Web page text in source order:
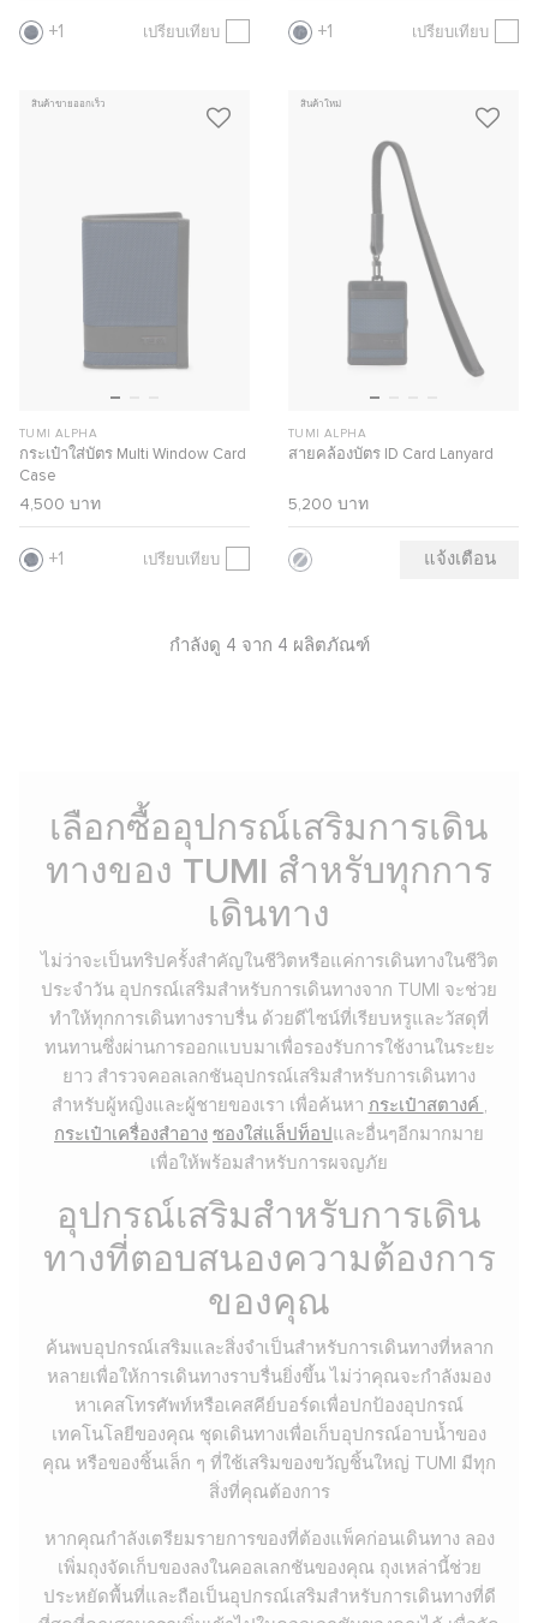
1 เปรียบเทียบ 1 เปรียบเทียบ
สินค้าขายออกเร็ว
TUMI ALPHA
กระเป๋าใส่บัตร Multi Window Card
Case
4,500 บาท
1 เปรียบเทียบ
สินค้าใหม่
TUMI ALPHA
สายคล้องบัตร ID Card Lanyard
5,200 บาท
แจ้งเตือน
กำลังดู 4 จาก 4 ผลิตภัณฑ์
เลือกซื้ออุปกรณ์เสริมการเดิน
ทางของ TUMI สำหรับทุกการ
เดินทาง
ไม่ว่าจะเป็นทริปครั้งสำคัญในชีวิตหรือแค่การเดินทางในชีวิต
ประจำวัน อุปกรณ์เสริมสำหรับการเดินทางจาก TUMI จะช่วย
ทำให้ทุกการเดินทางราบรื่น ด้วยดีไซน์ที่เรียบหรูและวัสดุที่
ทนทานซึ่งผ่านการออกแบบมาเพื่อรองรับการใช้งานในระยะ
ยาว สำรวจคอลเลกชันอุปกรณ์เสริมสำหรับการเดินทาง
สำหรับผู้หญิงและผู้ชายของเรา เพื่อค้นหา กระเป๋าสตางค์
กระเป๋าเครื่องสำอาง ซองใส่แล็ปท็อป และอื่นๆอีกมากมาย
เพื่อให้พร้อมสำหรับการผจญภัย
อุปกรณ์เสริมสำหรับการเดิน
ทางที่ตอบสนองความต้องการ
ของคุณ
ค้นพบอุปกรณ์เสริมและสิ่งจำเป็นสำหรับการเดินทางที่หลาก
หลายเพื่อให้การเดินทางราบรื่นยิ่งขึ้น ไม่ว่าคุณจะกำลังมอง
หาเคสโทรศัพท์หรือเคสคีย์บอร์ดเพื่อปกป้องอุปกรณ์
เทคโนโลยีของคุณ ชุดเดินทางเพื่อเก็บอุปกรณ์อาบน้ำของ
คุณ หรือของชิ้นเล็ก ๆ ที่ใช้เสริมของขวัญชิ้นใหญ่ TUMI มีทุก
สิ่งที่คุณต้องการ
หากคุณกำลังเตรียมรายการของที่ต้องแพ็คก่อนเดินทาง ลอง
เพิ่มถุงจัดเก็บของลงในคอลเลกชันของคุณ ถุงเหล่านี้ช่วย
ประหยัดพื้นที่และถือเป็นอุปกรณ์เสริมสำหรับการเดินทางที่ดี